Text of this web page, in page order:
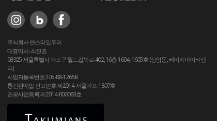
주식회사 엔스타일투어
대표이사: 최진권
03925 서울특별시 마포구 월드컵북로 402, 16층 1604, 1605호 (상암동, 케이지아이티센
터)
사업자등록번호:105-88-12658
통신판매업 신고번호:제2014-서울마포-1807호
관광사업등록:제2014-000063호